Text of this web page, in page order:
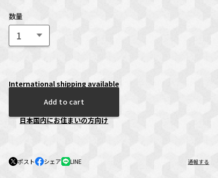
数量
International shipping available
Add to cart
日本国内にお住まいの方向け
ポスト シェア LINE 通報する